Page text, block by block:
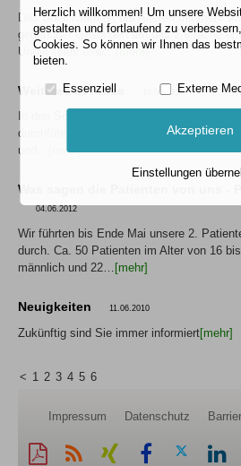
Das Unfallrisiko ist bei Älteren mit mehr
gegenüber Gesunden um das 2,6-fache
Unfall spielt eine… [mehr]
Weiteres in Kürze 10.06.2012
durchführen Was geschah noch:
und…
[mehr]
Was sagen die Patienten von uns -
04.06.2012
Wir führten bis Ende Mai unsere 2.
durch. Ca. 50 Patienten im Alter von 16
männlich und 22… [mehr]
Neuigkeiten 11.06.2010
Zukünftig sind Sie immer informiert[mehr]
< 1 2 3 4 5 6
Impressum Datenschutz
Diese
RSS-
Auf
Auf
Auf
Herzlich willkommen! Um unsere
gestalten und fortlaufend zu
Cookies. So können wir Ihnen das
bieten.
Essenziell Externe
Akzeptieren
Einstellungen